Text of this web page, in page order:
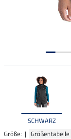
SCHWARZ
Größe: | Größentabelle